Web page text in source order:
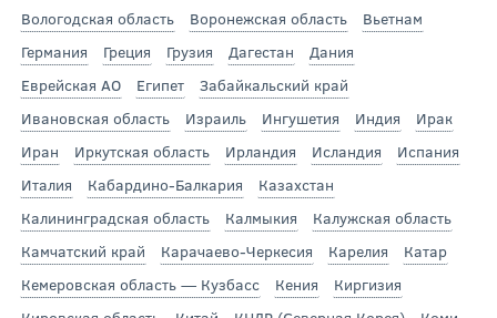
Вологодская область
Воронежская область
Вьетнам
Германия
Греция Грузия Дагестан
Дания
Еврейская АО
Египет
Забайкальский край
Ивановская область
Израиль Ингушетия Индия
Ирак
Иран
Иркутская область Ирландия Исландия
Испания
Италия
Кабардино-Балкария
Казахстан
Калининградская область
Калмыкия
Калужская область
Камчатский край
Карачаево-Черкесия Карелия
Катар
Кемеровская область — Кузбасс
Кения
Киргизия